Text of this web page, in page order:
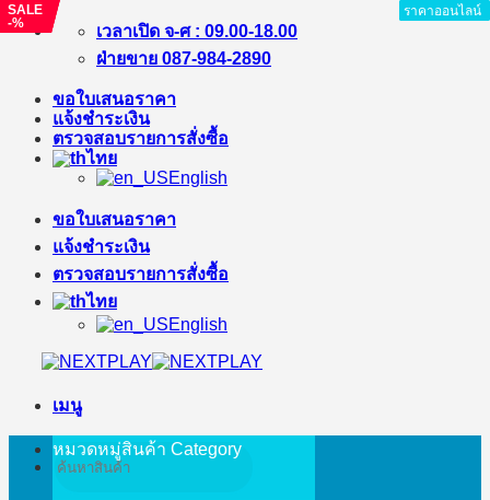
ข้าม
เนื้อหา
เวลาเปิด จ-ศ : 09.00-18.00
ฝ่ายขาย 087-984-2890
ขอใบเสนอราคา
แจ้งชำระเงิน
ตรวจสอบรายการสั่งซื้อ
ไทย
English
ขอใบเสนอราคา
แจ้งชำระเงิน
ตรวจสอบรายการสั่งซื้อ
ไทย
English
เมนู
ค้นหา:
หมวดหมู่สินค้า Category
ราคาออนไลน์
SALE
-%
ราคาออนไลน์
ราคาออนไลน์
SALE
-%
ราคาออนไลน์
SALE
-%
ราคาออนไลน์
ราคาออนไลน์
ราคาออนไลน์
ราคาออนไลน์